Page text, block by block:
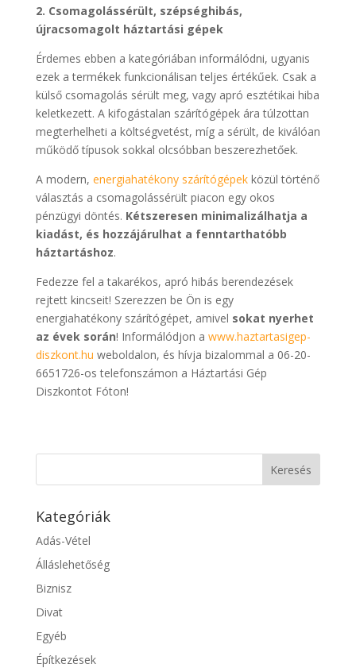
2. Csomagolássérült, szépséghibás,
újracsomagolt háztartási gépek
Érdemes ebben a kategóriában informálódni, ugyanis
ezek a termékek funkcionálisan teljes értékűek. Csak a
külső csomagolás sérült meg, vagy apró esztétikai hiba
keletkezett. A kifogástalan szárítógépek ára túlzottan
megterhelheti a költségvetést, míg a sérült, de kiválóan
működő típusok sokkal olcsóbban beszerezhetőek.
A modern, energiahatékony szárítógépekközül történő
választás a csomagolássérült piacon egy okos
pénzügyi döntés. Kétszeresen minimalizálhatja a
kiadást, és hozzájárulhat a fenntarthatóbb
háztartáshoz.
Fedezze fel a takarékos, apró hibás berendezések
rejtett kincseit! Szerezzen be Ön is egy
energiahatékony szárítógépet, amivel sokat nyerhet
az évek során! Informálódjon a www.haztartasigep-
diszkont.hu weboldalon, és hívja bizalommal a 06-20-
6651726-os telefonszámon a Háztartási Gép
Diszkontot Fóton!
Kategóriák
Adás-Vétel
Álláslehetőség
Biznisz
Divat
Egyéb
Építkezések